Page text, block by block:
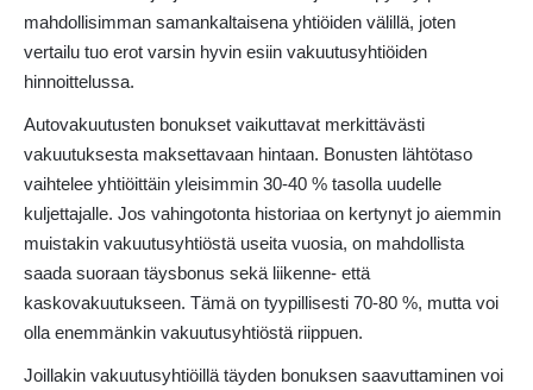
mahdollisimman samankaltaisena yhtiöiden välillä, joten
vertailu tuo erot varsin hyvin esiin vakuutusyhtiöiden
hinnoittelussa.
Autovakuutusten bonukset vaikuttavat merkittävästi
vakuutuksesta maksettavaan hintaan. Bonusten lähtötaso
vaihtelee yhtiöittäin yleisimmin 30-40 % tasolla uudelle
kuljettajalle. Jos vahingotonta historiaa on kertynyt jo aiemmin
muistakin vakuutusyhtiöstä useita vuosia, on mahdollista
saada suoraan täysbonus sekä liikenne- että
kaskovakuutukseen. Tämä on tyypillisesti 70-80 %, mutta voi
olla enemmänkin vakuutusyhtiöstä riippuen.
Joillakin vakuutusyhtiöillä täyden bonuksen saavuttaminen voi